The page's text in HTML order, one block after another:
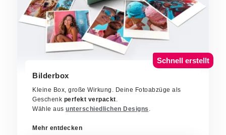
Schnell erstellt
Bilderbox
Kleine Box, große Wirkung. Deine Fotoabzüge als
Geschenk perfekt verpackt.
Wähle aus unterschiedlichen Designs .
Mehr entdecken